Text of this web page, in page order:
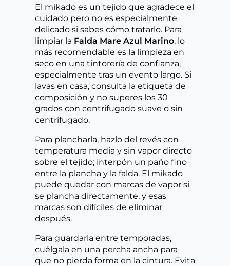
El mikado es un tejido que agradece el
cuidado pero no es especialmente
delicado si sabes cómo tratarlo. Para
limpiar la Falda Mare Azul Marino, lo
más recomendable es la limpieza en
seco en una tintorería de confianza,
especialmente tras un evento largo. Si
lavas en casa, consulta la etiqueta de
composición y no superes los 30
grados con centrifugado suave o sin
centrifugado.
Para plancharla, hazlo del revés con
temperatura media y sin vapor directo
sobre el tejido; interpón un paño fino
entre la plancha y la falda. El mikado
puede quedar con marcas de vapor si
se plancha directamente, y esas
marcas son difíciles de eliminar
después.
Para guardarla entre temporadas,
cuélgala en una percha ancha para
que no pierda forma en la cintura. Evita